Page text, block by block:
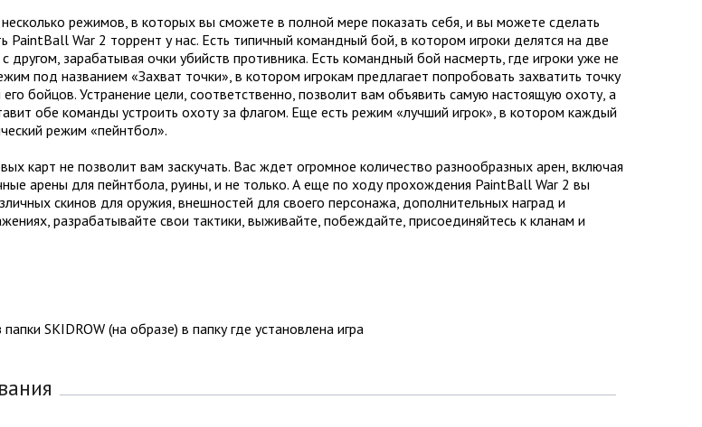
несколько режимов, в которых вы сможете в полной мере показать себя, и вы можете сделать
PaintBall War 2 торрент у нас. Есть типичный командный бой, в котором игроки делятся на две
другом, зарабатывая очки убийств противника. Есть командный бой насмерть, где игроки уже не
под названием «Захват точки», в котором игрокам предлагает попробовать захватить точку
бойцов. Устранение цели, соответственно, позволит вам объявить самую настоящую охоту, а
обе команды устроить охоту за флагом. Еще есть режим «лучший игрок», в котором каждый
режим «пейнтбол».
карт не позволит вам заскучать. Вас ждет огромное количество разнообразных арен, включая
арены для пейнтбола, руины, и не только. А еще по ходу прохождения PaintBall War 2 вы
скинов для оружия, внешностей для своего персонажа, дополнительных наград и
разрабатывайте свои тактики, выживайте, побеждайте, присоединяйтесь к кланам и
SKIDROW (на образе) в папку где установлена игра